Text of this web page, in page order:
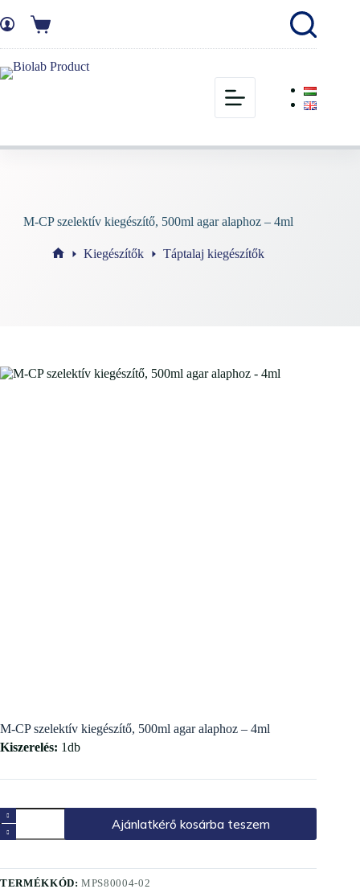
M-CP szelektív kiegészítő, 500ml agar alaphoz – 4ml
Kiegészítők Táptalaj kiegészítők
M-CP szelektív kiegészítő, 500ml agar alaphoz – 4ml
Kiszerelés: 1db
Ajánlatkérő kosárba teszem
TERMÉKKÓD:MPS80004-02